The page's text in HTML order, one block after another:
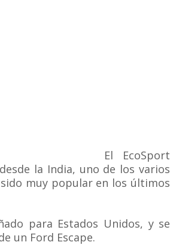
El EcoSport
la India, uno de los varios
muy popular en los últimos
para Estados Unidos, y se
un Ford Escape.